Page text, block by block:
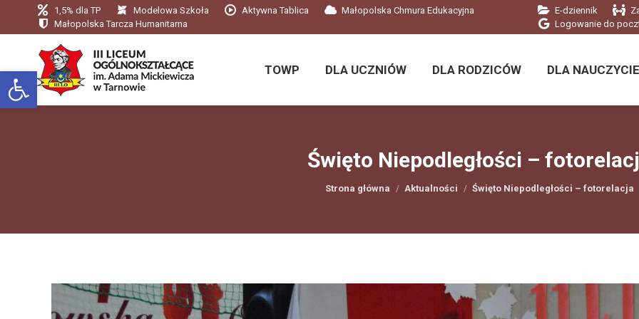
Otwórz pasek narzędzi
1,5% dla TP Modelowa Szkoła Aktywna Tablica
Małopolska Chmura Edukacyjna
Małopolska Tarcza Humanitarna
E-dziennik
Logowanie do
TOWP DLA UCZNIÓW DLA RODZICÓW DLA
Święto Niepodległości –
Jesteś tutaj:
Strona główna Aktualności Święto Niepodległości – fotorelacja
DLA